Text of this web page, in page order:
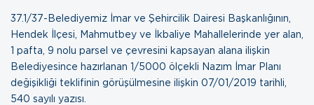
37.1/37-Belediyemiz İmar ve Şehircilik Dairesi Başkanlığının,
Hendek İlçesi, Mahmutbey ve İkbaliye Mahallelerinde yer alan,
1 pafta, 9 nolu parsel ve çevresini kapsayan alana ilişkin
Belediyesince hazırlanan 1/5000 ölçekli Nazım İmar Planı
değişikliği teklifinin görüşülmesine ilişkin 07/01/2019 tarihli,
540 sayılı yazısı